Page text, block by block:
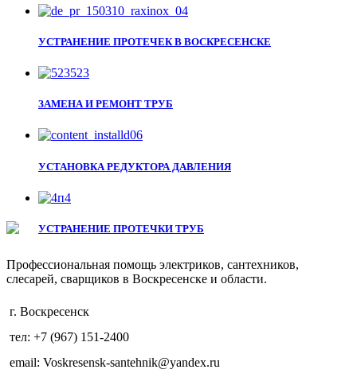
УСТРАНЕНИЕ ПРОТЕЧЕК В ВОСКРЕСЕНСКЕ
ЗАМЕНА И РЕМОНТ ТРУБ
УСТАНОВКА РЕДУКТОРА ДАВЛЕНИЯ
УСТРАНЕНИЕ ПРОТЕЧКИ ТРУБ
Профессиональная помощь электриков, сантехников,
слесарей, сварщиков в Воскресенске и области.
г. Воскресенск
тел: +7 (967) 151-2400
email: Voskresensk-santehnik@yandex.ru